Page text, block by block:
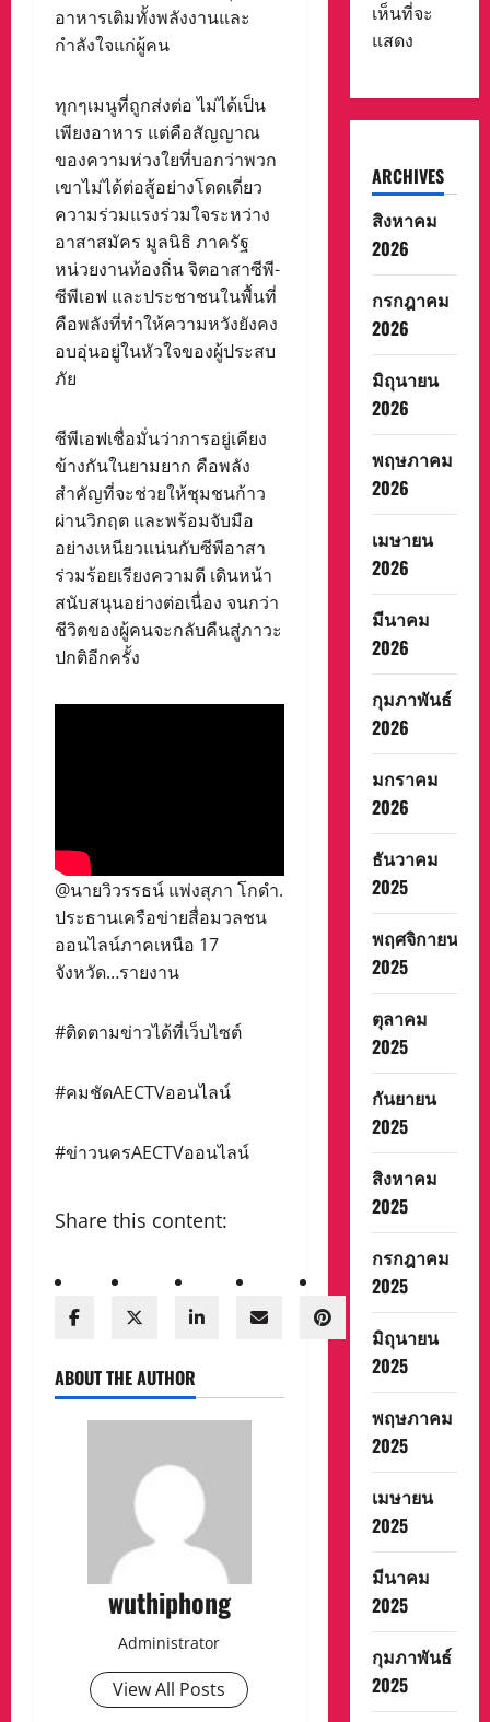
อาหารเติมทั้งพลังงานและ
กำลังใจแก่ผู้คน
ทุกๆเมนูที่ถูกส่งต่อ ไม่ได้เป็น
เพียงอาหาร แต่คือสัญญาณ
ของความห่วงใยที่บอกว่าพวก
เขาไม่ได้ต่อสู้อย่างโดดเดี่ยว
ความร่วมแรงร่วมใจระหว่าง
อาสาสมัคร มูลนิธิ ภาครัฐ
หน่วยงานท้องถิ่น จิตอาสาซีพี-
ซีพีเอฟ และประชาชนในพื้นที่
คือพลังที่ทำให้ความหวังยังคง
อบอุ่นอยู่ในหัวใจของผู้ประสบ
ภัย
ซีพีเอฟเชื่อมั่นว่าการอยู่เคียง
ข้างกันในยามยาก คือพลัง
สำคัญที่จะช่วยให้ชุมชนก้าว
ผ่านวิกฤต และพร้อมจับมือ
อย่างเหนียวแน่นกับซีพีอาสา
ร่วมร้อยเรียงความดี เดินหน้า
สนับสนุนอย่างต่อเนื่อง จนกว่า
ชีวิตของผู้คนจะกลับคืนสู่ภาวะ
ปกติอีกครั้ง
@นายวิวรรธน์ แพ่งสุภา โกดำ.
ประธานเครือข่ายสื่อมวลชน
ออนไลน์ภาคเหนือ 17
จังหวัด…รายงาน
#ติดตามข่าวได้ที่เว็บไซต์
#คมชัดAECTVออนไลน์
#ข่าวนครAECTVออนไลน์
Share this content:
ABOUT THE AUTHOR
wuthiphong
Administrator
View All Posts
เห็นที่จะ
แสดง
ARCHIVES
สิงหาคม
2026
กรกฎาคม
2026
มิถุนายน
2026
พฤษภาคม
2026
เมษายน
2026
มีนาคม
2026
กุมภาพันธ์
2026
มกราคม
2026
ธันวาคม
2025
พฤศจิกายน
2025
ตุลาคม
2025
กันยายน
2025
สิงหาคม
2025
กรกฎาคม
2025
มิถุนายน
2025
พฤษภาคม
2025
เมษายน
2025
มีนาคม
2025
กุมภาพันธ์
2025